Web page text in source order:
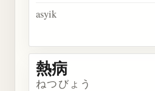
asyik
熱病
ねつびょう